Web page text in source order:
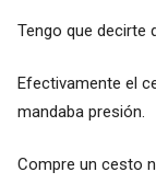
Tengo que decirte
Efectivamente el
mandaba presión.
Compre un cesto